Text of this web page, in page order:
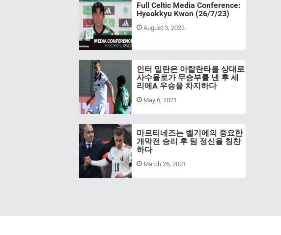
Full Celtic Media Conference:
Hyeokkyu Kwon (26/7/23)
August 3, 2023
인터 밀란은 아탈란타를 상대로
사수올로가 무승부를 낸 후 세
리에A 우승을 차지하다
May 6, 2021
마르티네즈는 벨기에의 중요한
개막전 승리 후 팀 정신을 칭찬
하다
March 26, 2021